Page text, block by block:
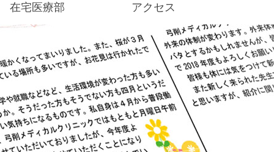
在宅医療部 アクセス